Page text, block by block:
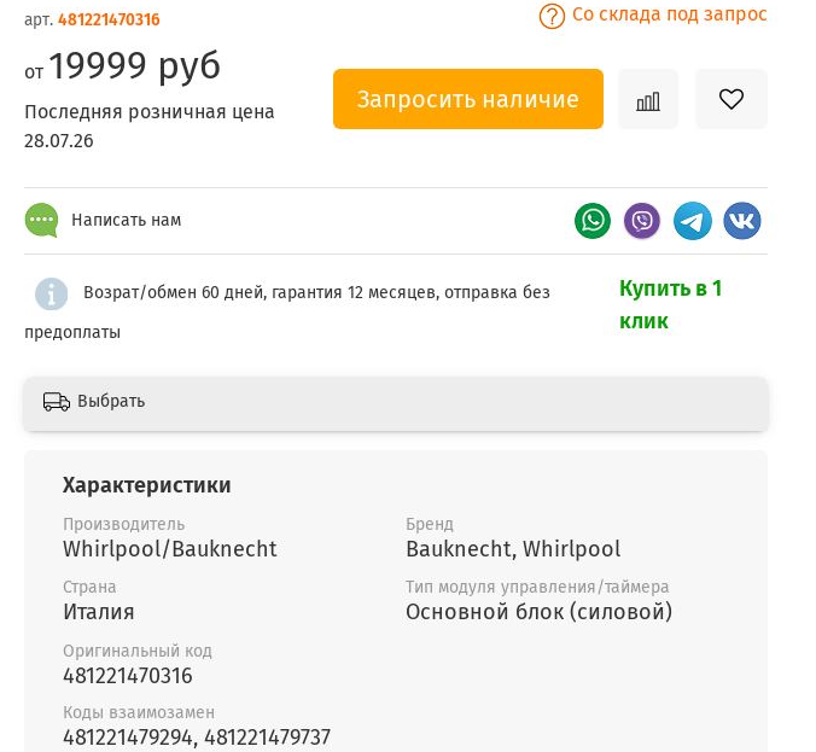
арт. 481221470316 Со склада под запрос
от 19999 руб
Последняя розничная цена
28.07.26
Запросить наличие
Написать нам
Возрат/обмен 60 дней, гарантия 12 месяцев, отправка без
предоплаты
Купить в 1
клик
Выбрать
Характеристики
Производитель
Whirlpool/Bauknecht
Бренд
Bauknecht, Whirlpool
Страна
Италия
Тип модуля управления/таймера
Основной блок (силовой)
Оригинальный код
481221470316
Коды взаимозамен
481221479294, 481221479737